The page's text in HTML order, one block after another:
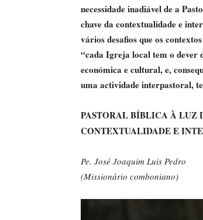
necessidade inadiável de a
chave da contextualidade e
vários desafios que os
“cada Igreja local tem o dever
económica e cultural, e,
uma actividade interpastoral,
PASTORAL BÍBLICA À LUZ
CONTEXTUALIDADE E
Pe. José Joaquim Luis Pedro
(Missionário comboniano)